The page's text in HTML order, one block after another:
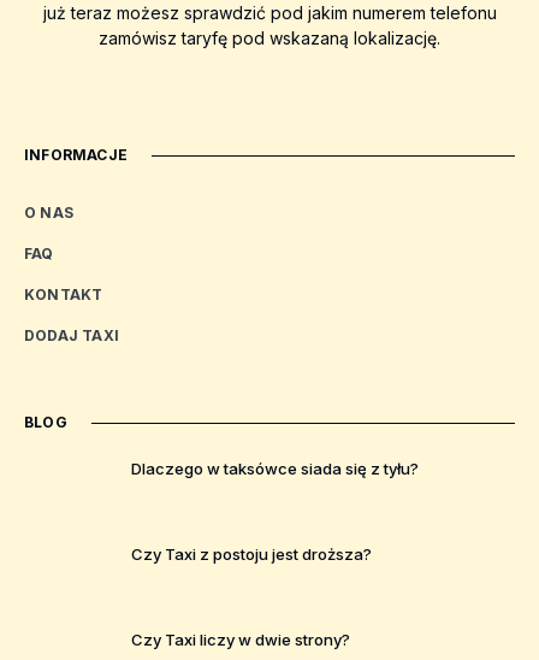
już teraz możesz sprawdzić pod jakim numerem telefonu
zamówisz taryfę pod wskazaną lokalizację.
INFORMACJE
O NAS
FAQ
KONTAKT
DODAJ TAXI
BLOG
Dlaczego w taksówce siada się z tyłu?
Czy Taxi z postoju jest droższa?
Czy Taxi liczy w dwie strony?